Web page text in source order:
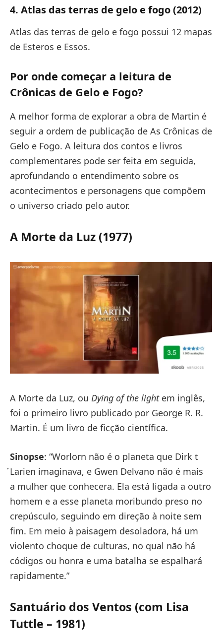
4. Atlas das terras de gelo e fogo (2012)
Atlas das terras de gelo e fogo possui 12 mapas
de Esteros e Essos.
Por onde começar a leitura de
Crônicas de Gelo e Fogo?
A melhor forma de explorar a obra de Martin é
seguir a ordem de publicação de As Crônicas de
Gelo e Fogo. A leitura dos contos e livros
complementares pode ser feita em seguida,
aprofundando o entendimento sobre os
acontecimentos e personagens que compõem
o universo criado pelo autor.
A Morte da Luz (1977)
A Morte da Luz, ou Dying of the lightem inglês,
foi o primeiro livro publicado por George R. R.
Martin. É um livro de ficção científica.
Sinopse: “Worlorn não é o planeta que Dirk t
́Larien imaginava, e Gwen Delvano não é mais
a mulher que conhecera. Ela está ligada a outro
homem e a esse planeta moribundo preso no
crepúsculo, seguindo em direção à noite sem
fim. Em meio à paisagem desoladora, há um
violento choque de culturas, no qual não há
códigos ou honra e uma batalha se espalhará
rapidamente.”
Santuário dos Ventos (com Lisa
Tuttle – 1981)